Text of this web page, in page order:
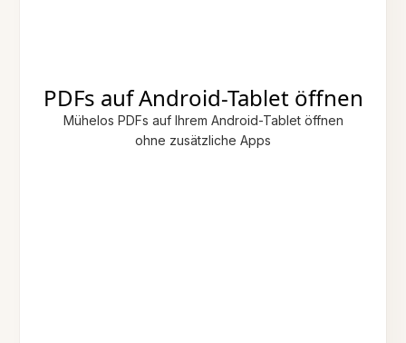
PDFs auf Android-Tablet öffnen
Mühelos PDFs auf Ihrem Android-Tablet öffnen
ohne zusätzliche Apps